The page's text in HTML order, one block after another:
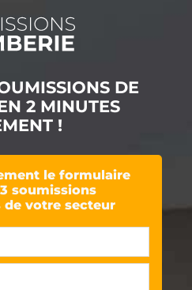
DE
2 MINUTES
!
le formulaire
soumissions
de votre secteur